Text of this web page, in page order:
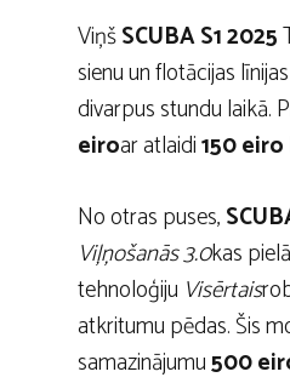
ViņšSCUBA S1 2025
sienu un flotācijas
divarpus stundu laikā.
eiroar atlaidi150 eiro
No otras puses,
Viļņošanās 3.0kas
tehnoloģiju Visērtais
atkritumu pēdas. Šis
samazinājumu500